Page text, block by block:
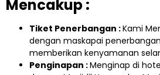
Mencakup :
Tiket Penerbangan :Kami
dengan maskapai
memberikan kenyamanan
Penginapan :Menginap di